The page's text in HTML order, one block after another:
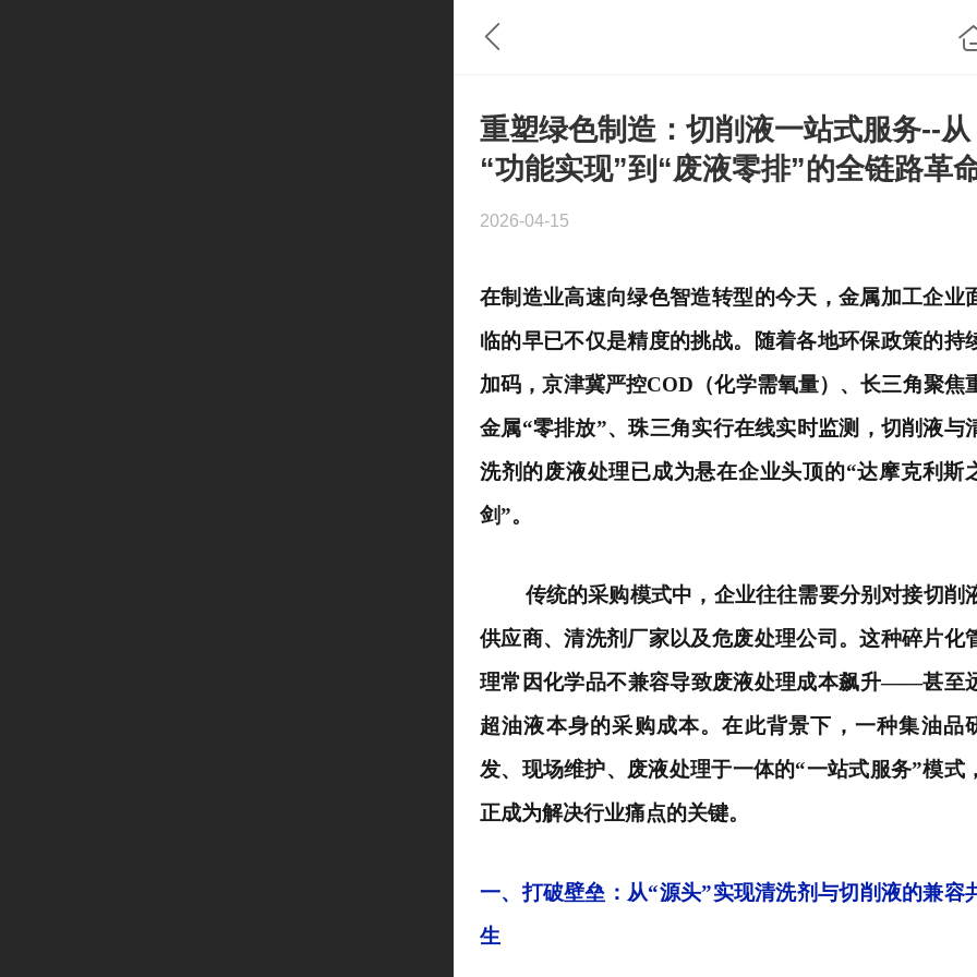
重塑绿色制造：切削液一站式服务--从
“功能实现”到“废液零排”的全链路革
2026-04-15
在制造业高速向绿色智造转型的今天，金属加工企业
临的早已不仅是精度的挑战。随着各地环保政策的持
加码，京津冀严控COD（化学需氧量）、长三角聚焦
金属“零排放”、珠三角实行在线实时监测，切削液与
洗剂的废液处理已成为悬在企业头顶的“达摩克利斯
剑”。
传统的采购模式中，企业往往需要分别对接切削
供应商、清洗剂厂家以及危废处理公司。这种碎片化
理常因化学品不兼容导致废液处理成本飙升——甚至
超油液本身的采购成本。在此背景下，一种集油品
发、现场维护、废液处理于一体的“一站式服务”模式，
正成为解决行业痛点的关键。
一、打破壁垒：从“源头”实现清洗剂与切削液的兼容
生